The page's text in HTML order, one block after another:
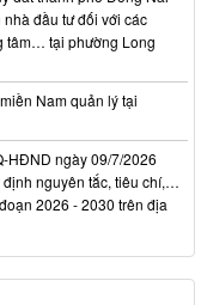
đầu tư đối với các
tâm… tại phường Long
Nam quản lý tại
HĐND ngày 09/7/2026
nguyên tắc, tiêu chí,…
2026 - 2030 trên địa